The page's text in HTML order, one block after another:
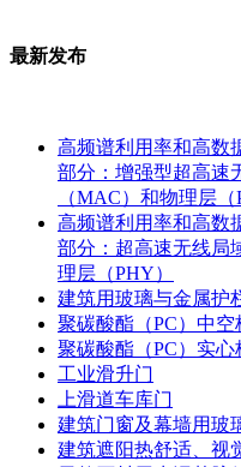
最新发布
高频谱利用率和高数
部分：增强型超高速
（MAC）和物理层（
高频谱利用率和高数
部分：超高速无线局
理层（PHY）
建筑用玻璃与金属护
聚碳酸酯（PC）中空
聚碳酸酯（PC）实心
工业滑升门
上滑道车库门
建筑门窗及幕墙用玻
建筑遮阳热舒适、视